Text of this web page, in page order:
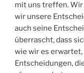
mit uns treffen. Wir
wir unsere
auch seine
überrascht, dass
wie wir es
Entscheidungen,